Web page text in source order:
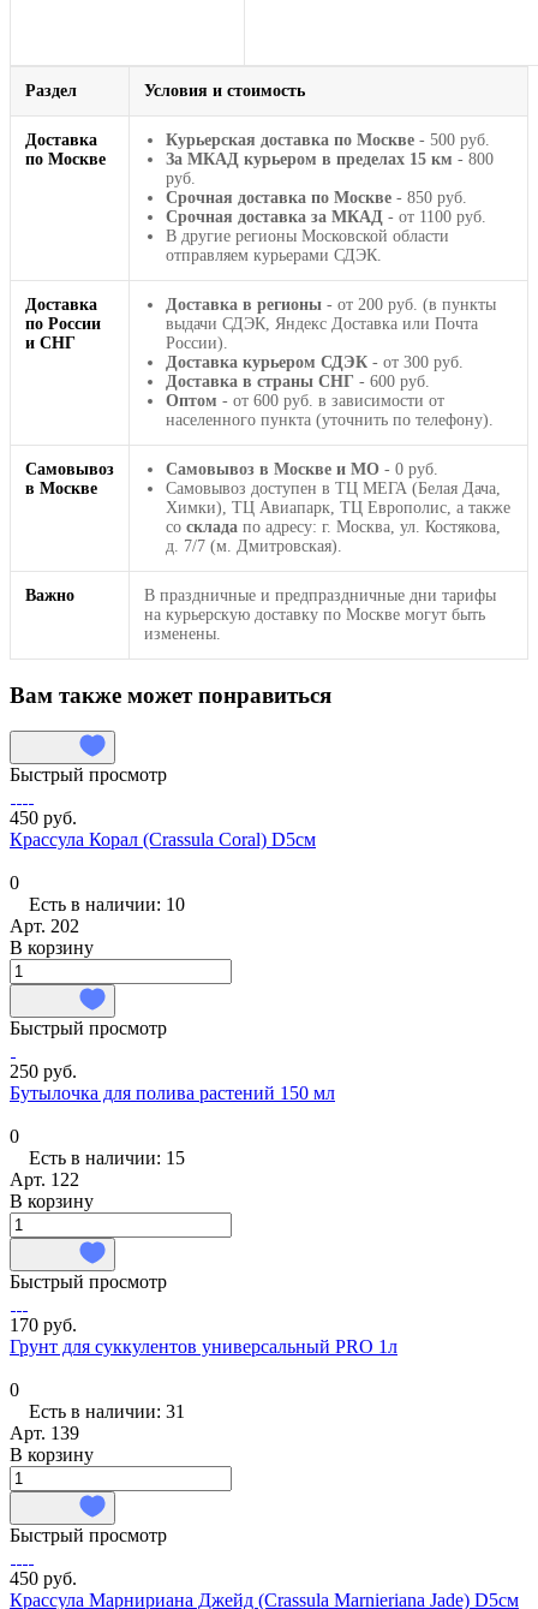
Раздел Условия и стоимость
Доставка
по Москве
Курьерская доставка по Москве - 500 руб.
За МКАД курьером в пределах 15 км - 800
руб.
Срочная доставка по Москве - 850 руб.
Срочная доставка за МКАД - от 1100 руб.
В другие регионы Московской области
отправляем курьерами СДЭК.
Доставка
по России
и СНГ
Доставка в регионы - от 200 руб. (в пункты
выдачи СДЭК, Яндекс Доставка или Почта
России).
Доставка курьером СДЭК - от 300 руб.
Доставка в страны СНГ - 600 руб.
Оптом - от 600 руб. в зависимости от
населенного пункта (уточнить по телефону).
Самовывоз
в Москве
Самовывоз в Москве и МО - 0 руб.
Самовывоз доступен в ТЦ МЕГА (Белая Дача,
Химки), ТЦ Авиапарк, ТЦ Европолис, а также
со склада по адресу: г. Москва, ул. Костякова,
д. 7/7 (м. Дмитровская).
Важно
В праздничные и предпраздничные дни тарифы
на курьерскую доставку по Москве могут быть
изменены.
Вам также может понравиться
Быстрый просмотр
450 руб.
Крассула Корал (Crassula Coral) D5см
0
Есть в наличии: 10
Арт. 202
В корзину
Быстрый просмотр
250 руб.
Бутылочка для полива растений 150 мл
0
Есть в наличии: 15
Арт. 122
В корзину
Быстрый просмотр
170 руб.
Грунт для суккулентов универсальный PRO 1л
0
Есть в наличии: 31
Арт. 139
В корзину
Быстрый просмотр
450 руб.
Крассула Марнириана Джейд (Crassula Marnieriana Jade) D5см